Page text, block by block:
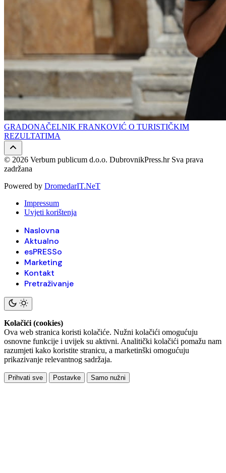
GRADONAČELNIK FRANKOVIĆ O TURISTIČKIM
REZULTATIMA
© 2026 Verbum publicum d.o.o. DubrovnikPress.hr Sva prava
zadržana
Powered by DromedarIT.NeT
Impressum
Uvjeti korištenja
Naslovna
Aktualno
esPRESSo
Marketing
Kontakt
Pretraživanje
Kolačići (cookies)
Ova web stranica koristi kolačiće. Nužni kolačići omogućuju
osnovne funkcije i uvijek su aktivni. Analitički kolačići pomažu nam
razumjeti kako koristite stranicu, a marketinški omogućuju
prikazivanje relevantnog sadržaja.
Prihvati sve Postavke Samo nužni